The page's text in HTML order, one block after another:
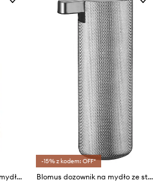
House Doctor dozownik do mydła z kamionki 16,5 x 8,5 cm
-15% z kodem: OFF*
Blomus dozownik na mydło ze stali nierdzewnej